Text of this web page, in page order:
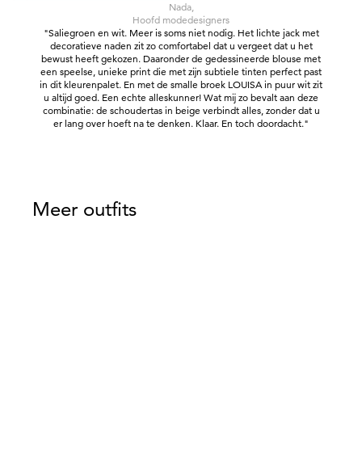
Nada,
Hoofd modedesigners
"Saliegroen en wit. Meer is soms niet nodig. Het lichte jack met
decoratieve naden zit zo comfortabel dat u vergeet dat u het
bewust heeft gekozen. Daaronder de gedessineerde blouse met
een speelse, unieke print die met zijn subtiele tinten perfect past
in dit kleurenpalet. En met de smalle broek LOUISA in puur wit zit
u altijd goed. Een echte alleskunner! Wat mij zo bevalt aan deze
combinatie: de schoudertas in beige verbindt alles, zonder dat u
er lang over hoeft na te denken. Klaar. En toch doordacht."
Meer outfits